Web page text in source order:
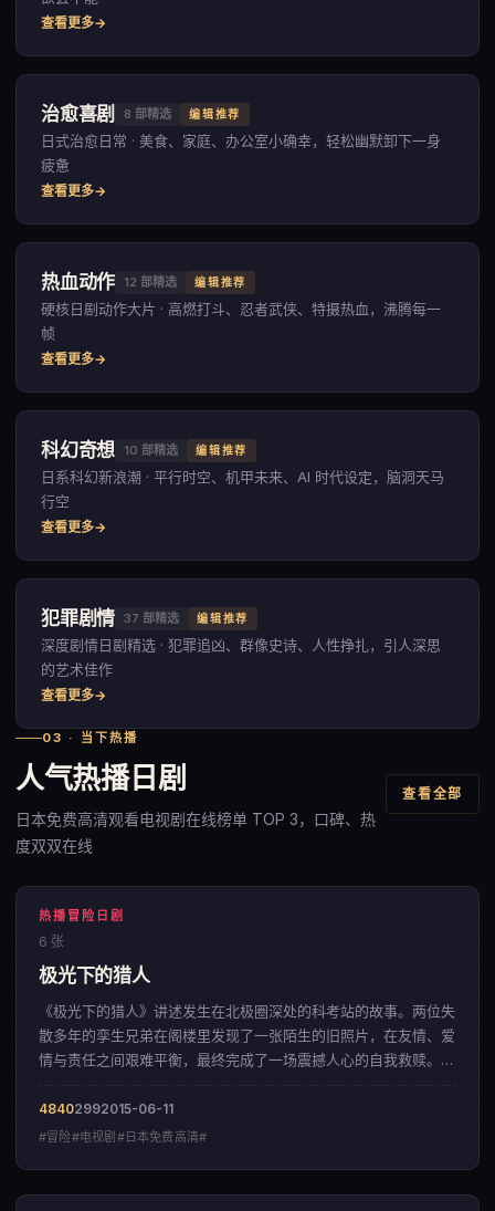
查看更多
治愈喜剧 8 部精选 编辑推荐
日式治愈日常 · 美食、家庭、办公室小确幸，轻松幽默卸下一身
疲惫
查看更多
热血动作 12 部精选 编辑推荐
硬核日剧动作大片 · 高燃打斗、忍者武侠、特摄热血，沸腾每一
帧
查看更多
科幻奇想 10 部精选 编辑推荐
日系科幻新浪潮 · 平行时空、机甲未来、AI 时代设定，脑洞天马
行空
查看更多
犯罪剧情 37 部精选 编辑推荐
深度剧情日剧精选 · 犯罪追凶、群像史诗、人性挣扎，引人深思
的艺术佳作
查看更多
03 · 当下热播
人气热播日剧
日本免费高清观看电视剧在线榜单 TOP 3，口碑、热
度双双在线
查看全部
热播冒险日剧
6 张
极光下的猎人
《极光下的猎人》讲述发生在北极圈深处的科考站的故事。两位失
散多年的孪生兄弟在阁楼里发现了一张陌生的旧照片，在友情、爱
情与责任之间艰难平衡，最终完成了一场震撼人心的自我救赎。影
48402992015-06-11
#冒险#电视剧#日本免费高清#